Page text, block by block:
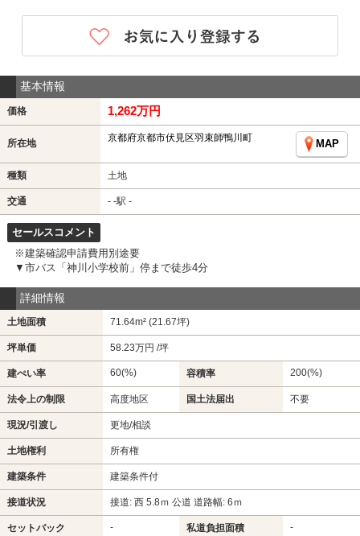
基本情報
価格 1,262万円
所在地 京都府京都市伏見区羽束師鴨川町
MAP
種類 土地
交通 - -駅 -
セールスコメント
※建築確認申請費用別途要
▼市バス「神川小学校前」停まで徒歩4分
詳細情報
土地面積 71.64m² (21.67坪)
坪単価 58.23万円 /坪
建ぺい率 60(%) 容積率 200(%)
法令上の制限 高度地区 国土法届出 不要
現況/引渡し 更地/相談
土地権利 所有権
建築条件 建築条件付
接道状況 接道: 西 5.8ｍ 公道 道路幅: 6ｍ
セットバック - 私道負担面積 -